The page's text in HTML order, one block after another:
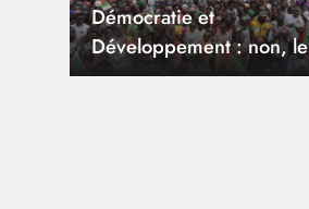
Démocratie et
Développement : non, le
monopartisme n’est pas